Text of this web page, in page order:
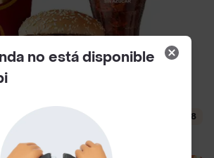
Turbo
$ 4500
4.8
no está disponible